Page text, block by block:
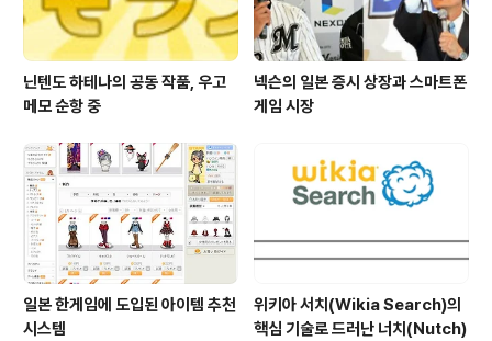
닌텐도 하테나의 공동 작품, 우고
메모 순항 중
넥슨의 일본 증시 상장과 스마트폰
게임 시장
일본 한게임에 도입된 아이템 추천
시스템
위키아 서치(Wikia Search)의
핵심 기술로 드러난 너치(Nutch)